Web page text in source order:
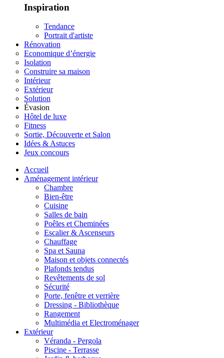
Inspiration
Tendance
Portrait d'artiste
Rénovation
Economique d’énergie
Isolation
Construire sa maison
Intérieur
Extérieur
Solution
Évasion
Hôtel de luxe
Fitness
Sortie, Découverte et Salon
Idées & Astuces
Jeux concours
Accueil
Aménagement intérieur
Chambre
Bien-être
Cuisine
Salles de bain
Poêles et Cheminées
Escalier & Ascenseurs
Chauffage
Spa et Sauna
Maison et objets connectés
Plafonds tendus
Revêtements de sol
Sécurité
Porte, fenêtre et verrière
Dressing - Bibliothèque
Rangement
Multimédia et Electroménager
Extérieur
Véranda - Pergola
Piscine - Terrasse